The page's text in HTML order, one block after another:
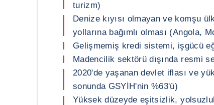
turizm)
Denize kıyısı olmayan ve komşu
yollarına bağımlı olması (Angola,
Gelişmemiş kredi sistemi, işgücü
Madencilik sektörü dışında resmi
2020'de yaşanan devlet iflası ve
sonunda GSYİH'nin %63'ü)
Yüksek düzeyde eşitsizlik,